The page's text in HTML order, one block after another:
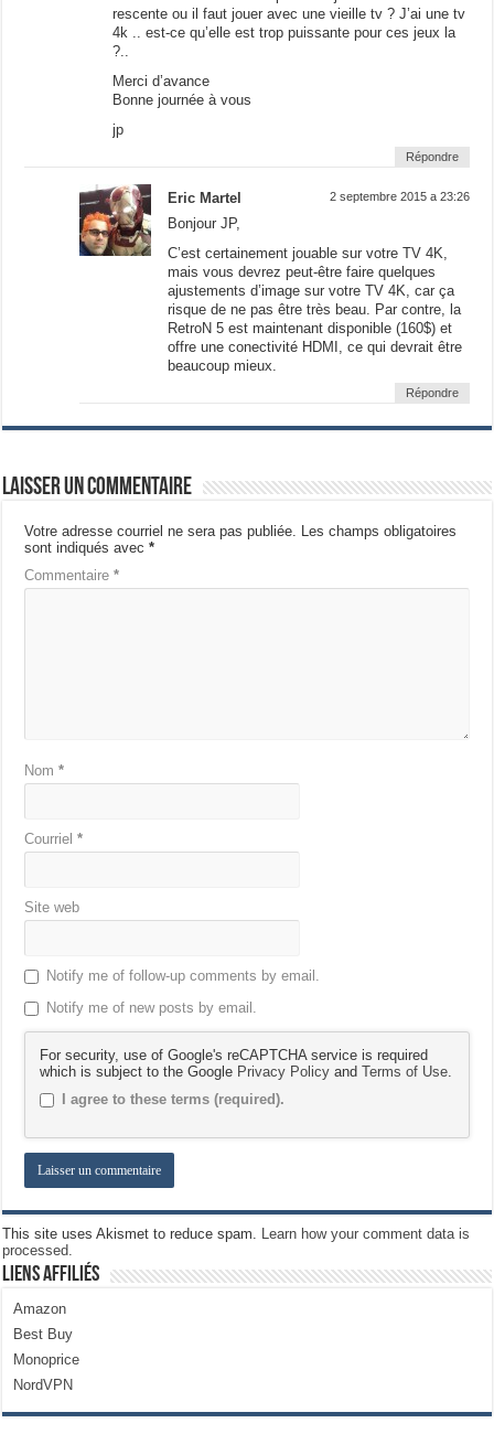
rescente ou il faut jouer avec une vieille tv ? J’ai une tv
4k .. est-ce qu’elle est trop puissante pour ces jeux la
?..
Merci d’avance
Bonne journée à vous
jp
Répondre
Eric Martel 2 septembre 2015 a 23:26
Bonjour JP,
C’est certainement jouable sur votre TV 4K,
mais vous devrez peut-être faire quelques
ajustements d’image sur votre TV 4K, car ça
risque de ne pas être très beau. Par contre, la
RetroN 5 est maintenant disponible (160$) et
offre une conectivité HDMI, ce qui devrait être
beaucoup mieux.
Répondre
Laisser un commentaire
Votre adresse courriel ne sera pas publiée. Les champs obligatoires
sont indiqués avec*
Commentaire*
Nom*
Courriel*
Site web
Notify me of follow-up comments by email.
Notify me of new posts by email.
For security, use of Google's reCAPTCHA service is required
which is subject to the Google Privacy Policy andTerms of Use.
I agree to these terms (required).
This site uses Akismet to reduce spam. Learn how your comment data is
processed.
Liens Affiliés
Amazon
Best Buy
Monoprice
NordVPN